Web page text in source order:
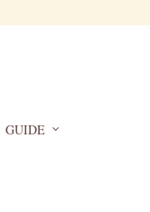
GUIDE